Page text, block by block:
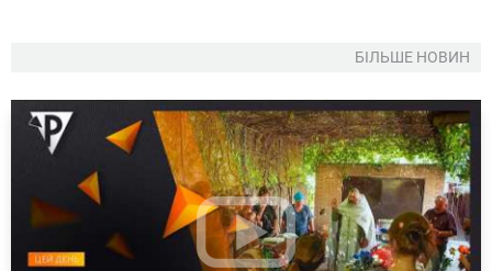
БІЛЬШЕ НОВИН